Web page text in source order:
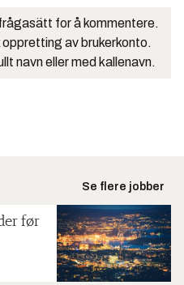
for å kommentere.
av brukerkonto.
navn eller med kallenavn.
Se flere jobber
før